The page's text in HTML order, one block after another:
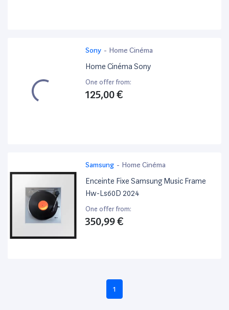
Sony - Home Cinéma
Home Cinéma Sony
One offer from:
125,00 €
Samsung - Home Cinéma
Enceinte Fixe Samsung Music Frame
Hw-Ls60D 2024
One offer from:
350,99 €
1